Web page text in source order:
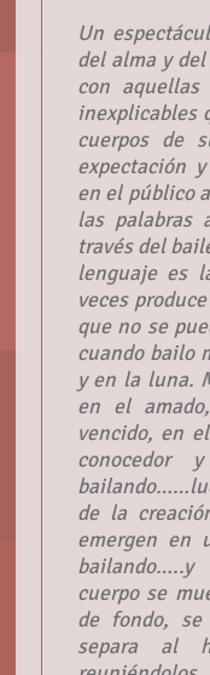
Un
del alma y
con aquellas
inexplicables
cuerpos de
expectación
en el público
las palabras
través del
lenguaje es
veces
que no se
cuando bailo
y en la luna.
en el
vencido, en
conocedor
de la
emergen en
cuerpo se
de fondo,
separa al